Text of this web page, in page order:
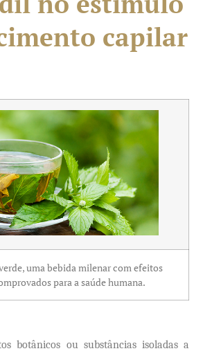
capilar
uma bebida milenar com efeitos
para a saúde humana.
botânicos ou substâncias isoladas a